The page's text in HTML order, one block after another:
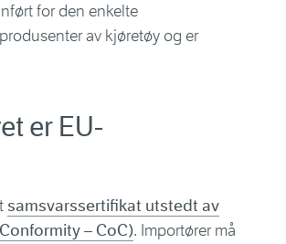
for den enkelte
av kjøretøy og er
er EU-
samsvarssertifikat utstedt av
– CoC). Importører må